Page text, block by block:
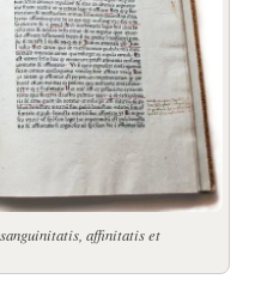
affinitatis et